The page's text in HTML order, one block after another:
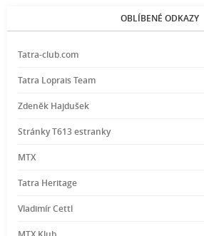
OBLÍBENÉ ODKAZY
Tatra-club.com
Tatra Loprais Team
Zdeněk Hajdušek
Stránky T613 estranky
MTX
Tatra Heritage
Vladimír Cettl